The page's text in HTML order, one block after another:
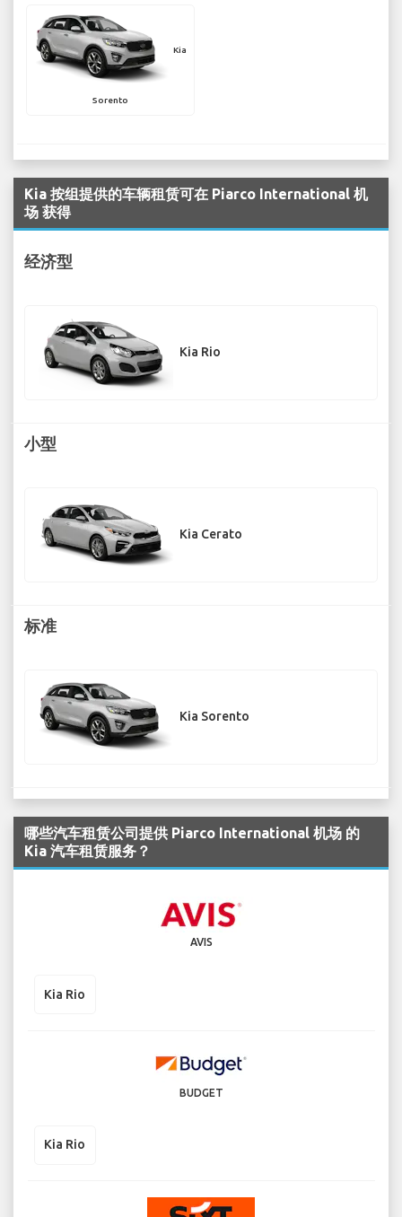
Kia
Sorento
Kia 按组提供的车辆租赁可在 Piarco International 机
场 获得
经济型
Kia Rio
小型
Kia Cerato
标准
Kia Sorento
哪些汽车租赁公司提供 Piarco International 机场 的
Kia 汽车租赁服务？
AVIS
Kia Rio
BUDGET
Kia Rio